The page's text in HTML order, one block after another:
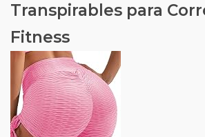
Transpirables para
Fitness